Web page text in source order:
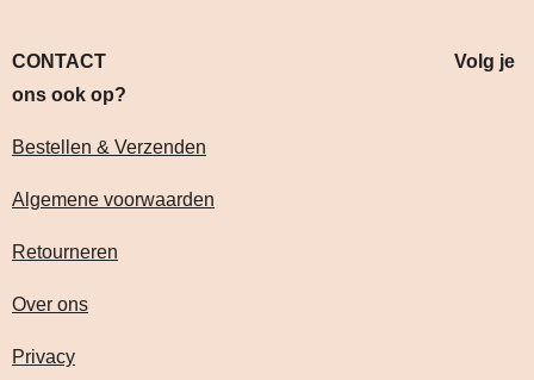
CONTACT Volg je
ons ook op?
Bestellen & Verzenden
Algemene voorwaarden
Retourneren
Over ons
Privacy